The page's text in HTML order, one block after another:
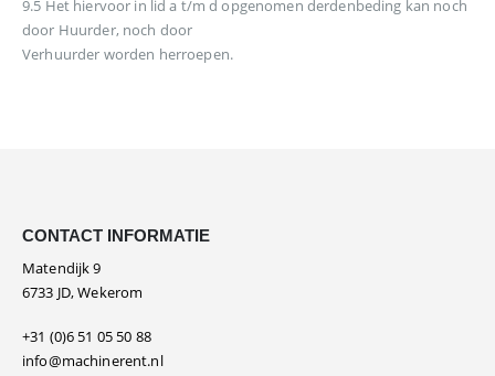
9.5 Het hiervoor in lid a t/m d opgenomen derdenbeding kan noch
door Huurder, noch door
Verhuurder worden herroepen.
CONTACT INFORMATIE
Matendijk 9
6733 JD, Wekerom
+31 (0)6 51 05 50 88
info@machinerent.nl